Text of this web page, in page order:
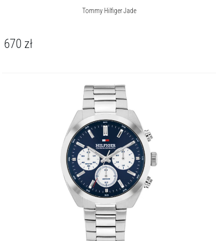
Tommy Hilfiger Jade
670 zł